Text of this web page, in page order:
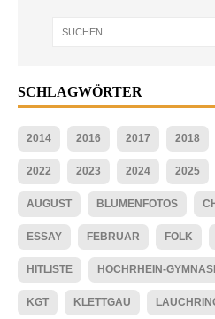
SCHLAGWÖRTER
2014 2016 2017 2018
2022 2023 2024 2025
AUGUST BLUMENFOTOS
ESSAY FEBRUAR FOLK
HITLISTE HOCHRHEIN-
KGT KLETTGAU